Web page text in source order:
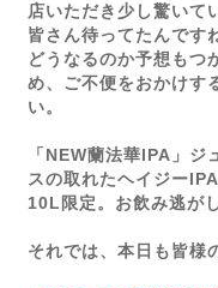
店いただき少し驚いて
皆さん待ってたんです
どうなるのか予想もつ
め、ご不便をおかけす
い。
「NEW蘭法華IPA」
スの取れたヘイジー
10L限定。お飲み逃が
それでは、本日も皆